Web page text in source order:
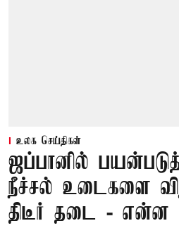
உலக செய்திகள்
ஜப்பானில்
நீச்சல் உடைகளை
திடீர் தடை - என்ன